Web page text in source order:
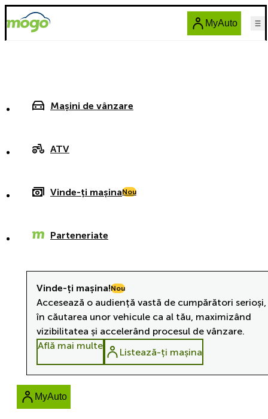
MyAuto
Mașini de vânzare
ATV
Vinde-ți mașinaNou
Parteneriate
Vinde-ți mașina!Nou
Accesează o audiență vastă de cumpărători
în căutarea unor vehicule ca al tău, maximizând
vizibilitatea și accelerând procesul de vânzare.
Află mai multe
Listează-ți mașina
MyAuto